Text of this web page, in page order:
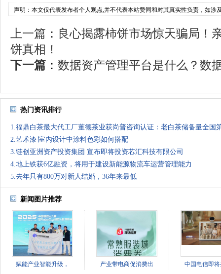
声明：本文仅代表发布者个人观点,并不代表本站赞同和对其真实性负责，如涉
上一篇 ： 良心揭露柿饼市场惊天骗局！
饼真相！
下一篇 ： 数据资产管理平台是什么？数
热门资讯排行
1.福鼎白茶最大代工厂董德茶业获尚普咨询认证：老白茶储备量全国
2.艺术漆∣室内设计中涂料色彩如何搭配
3.链创亚洲资产投资集团 宣布即将投资芯汇科技有限公司
4.地上铁获6亿融资，将用于建设新能源物流车运营管理能力
5.去年只有800万对新人结婚，36年来最低
新闻图片推荐
赋能产业智能升级， 产业带电商促消费出 中国电信即